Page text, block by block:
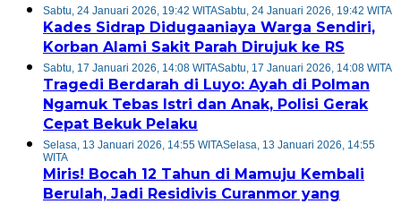
Sabtu, 24 Januari 2026, 19:42 WITASabtu, 24 Januari 2026, 19:42 WITA
Kades Sidrap Didugaaniaya Warga Sendiri,
Korban Alami Sakit Parah Dirujuk ke RS
Sabtu, 17 Januari 2026, 14:08 WITASabtu, 17 Januari 2026, 14:08 WITA
Tragedi Berdarah di Luyo: Ayah di Polman
Ngamuk Tebas Istri dan Anak, Polisi Gerak
Cepat Bekuk Pelaku
Selasa, 13 Januari 2026, 14:55 WITASelasa, 13 Januari 2026, 14:55
WITA
Miris! Bocah 12 Tahun di Mamuju Kembali
Berulah, Jadi Residivis Curanmor yang